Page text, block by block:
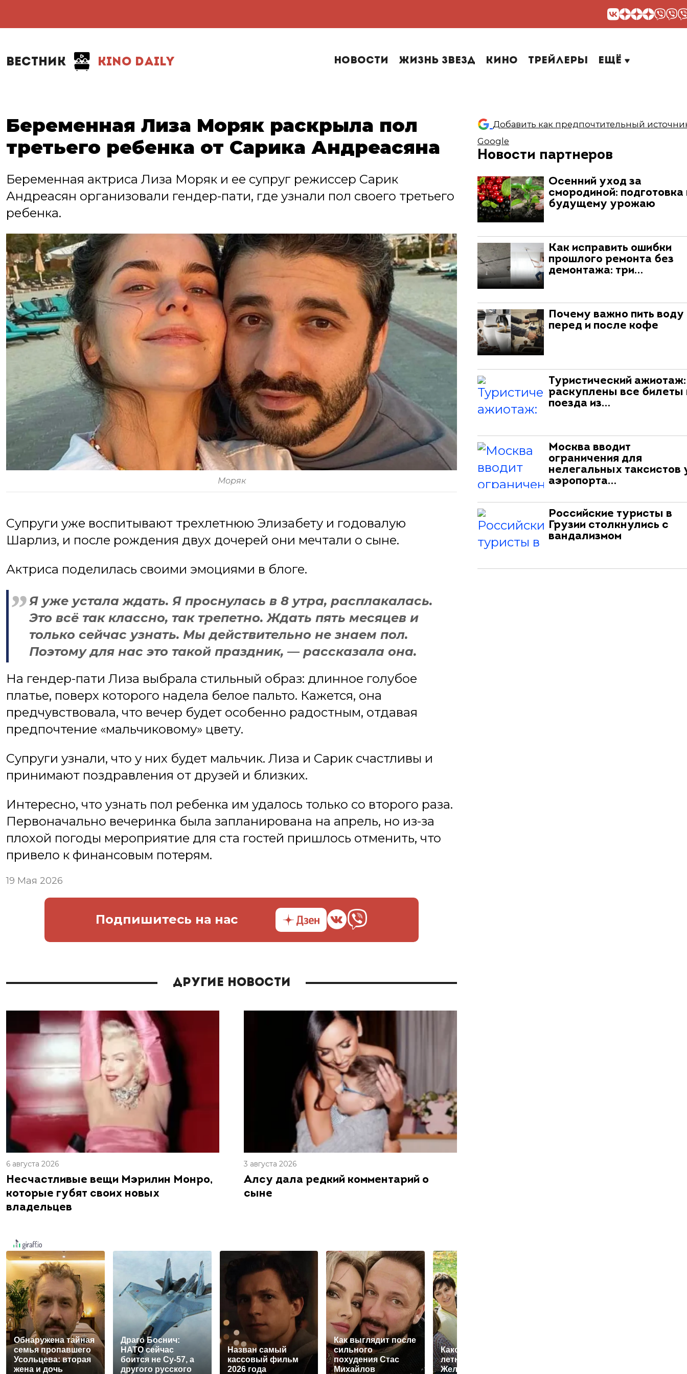
ВЕСТНИК KINO DAILY Новости Жизнь звезд Кино Трейлеры Ещё
Беременная Лиза Моряк раскрыла пол
третьего ребенка от Сарика Андреасяна
Беременная актриса Лиза Моряк и ее супруг режиссер Сарик
Андреасян организовали гендер-пати, где узнали пол своего третьего
ребенка.
Моряк
Супруги уже воспитывают трехлетнюю Элизабету и годовалую
Шарлиз, и после рождения двух дочерей они мечтали о сыне.
Актриса поделилась своими эмоциями в блоге.
Я уже устала ждать. Я проснулась в 8 утра, расплакалась.
Это всё так классно, так трепетно. Ждать пять месяцев и
только сейчас узнать. Мы действительно не знаем пол.
Поэтому для нас это такой праздник, — рассказала она.
На гендер-пати Лиза выбрала стильный образ: длинное голубое
платье, поверх которого надела белое пальто. Кажется, она
предчувствовала, что вечер будет особенно радостным, отдавая
предпочтение «мальчиковому» цвету.
Супруги узнали, что у них будет мальчик. Лиза и Сарик счастливы и
принимают поздравления от друзей и близких.
Интересно, что узнать пол ребенка им удалось только со второго раза.
Первоначально вечеринка была запланирована на апрель, но из-за
плохой погоды мероприятие для ста гостей пришлось отменить, что
привело к финансовым потерям.
19 Мая 2026
Подпишитесь на нас
Другие новости
6 августа 2026
Несчастливые вещи Мэрилин Монро,
которые губят своих новых
владельцев
3 августа 2026
Алсу дала редкий комментарий о
сыне
Обнаружена тайная
семья пропавшего
Усольцева: вторая
жена и дочь
Драго Боснич:
НАТО сейчас
боится не Су-57, а
другого русского
Назван самый
кассовый фильм
2026 года
Как выглядит после
сильного
похудения Стас
Михайлов
Какой выросла 19-
летняя дочь Олеси
Железняк
Добавить как предпочтительный
Google
Новости партнеров
Осенний уход за
смородиной: подготовка
будущему урожаю
Как исправить ошибки
прошлого ремонта без
демонтажа: три…
Почему важно пить воду
перед и после кофе
Туристический ажиотаж:
раскуплены все билеты
поезда из…
Москва вводит
ограничения для
нелегальных таксистов
аэропорта…
Российские туристы в
Грузии столкнулись с
вандализмом